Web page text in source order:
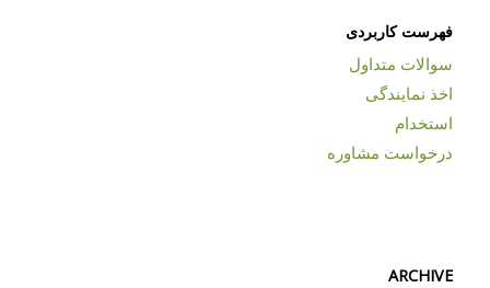
فهرست کاربردی
سوالات متداول
اخذ نمایندگی
استخدام
درخواست مشاوره
ARCHIVE